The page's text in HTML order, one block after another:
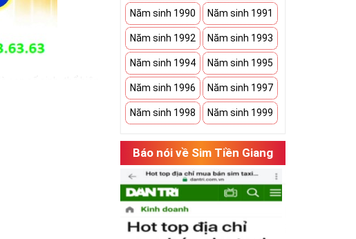
Năm sinh 1990 Năm sinh 1991
Năm sinh 1992 Năm sinh 1993
Năm sinh 1994 Năm sinh 1995
Năm sinh 1996 Năm sinh 1997
Năm sinh 1998 Năm sinh 1999
Báo nói về Sim Tiền Giang